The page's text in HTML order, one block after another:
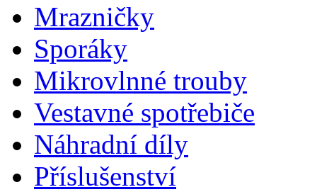
Mrazničky
Sporáky
Mikrovlnné trouby
Vestavné spotřebiče
Náhradní díly
Příslušenství